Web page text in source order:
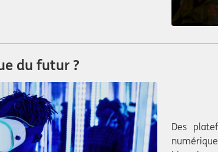
du futur ?
Des